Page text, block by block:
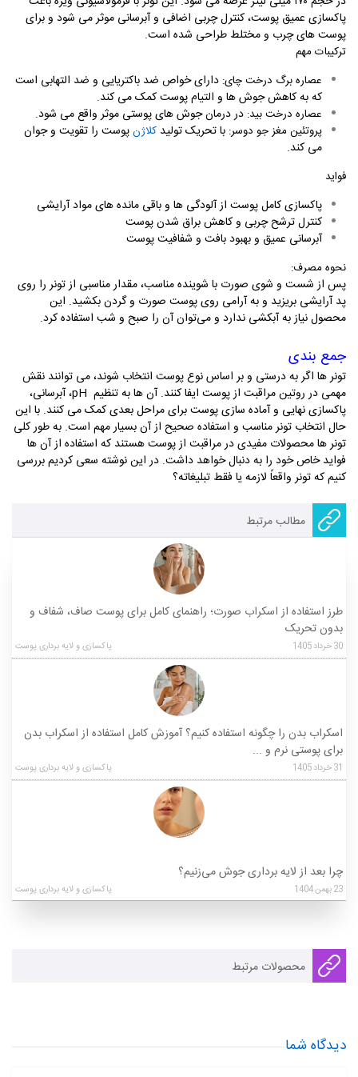
پاکسازی عمیق پوست، کنترل چربی اضافی و آبرسانی موثر می شود و برای
پوست‌ های چرب و مختلط طراحی شده است.
ترکیبات مهم
عصاره برگ درخت چای: دارای خواص ضد باکتریایی و ضد التهابی است
که به کاهش جوش ‌ها و التیام پوست کمک می ‌کند.
عصاره درخت بید: در درمان جوش ‌های پوستی موثر واقع می شود.
پروتئین مغز جو دوسر: با تحریک تولید کلاژنپوست را تقویت و جوان
می کند.
فواید
پاکسازی کامل پوست از آلودگی ‌ها و باقی ‌مانده ‌های مواد آرایشی
کنترل ترشح چربی و کاهش براق شدن پوست
آبرسانی عمیق و بهبود بافت و شفافیت پوست
نحوه مصرف:
پس از شست و شوی صورت با شوینده مناسب، مقدار مناسبی از تونر را روی
پد آرایشی بریزید و به آرامی روی پوست صورت و گردن بکشید. این
محصول نیاز به آبکشی ندارد و می‌توان آن را صبح و شب استفاده کرد.
جمع بندی
تونر ها اگر به درستی و بر اساس نوع پوست انتخاب شوند، می توانند نقش
مهمی در روتین مراقبت از پوست ایفا کنند. آن ها به تنظیم pH، آبرسانی،
پاکسازی نهایی و آماده سازی پوست برای مراحل بعدی کمک می کنند. با این
حال انتخاب تونر مناسب و استفاده صحیح از آن بسیار مهم است. به طور کلی
تونر ها محصولات مفیدی در مراقبت از پوست هستند که استفاده از آن ها
فواید خاص خود را به دنبال خواهد داشت. در این نوشته سعی کردیم بررسی
کنیم که تونر واقعاً لازمه یا فقط تبلیغاته؟
مطالب مرتبط
طرز استفاده از اسکراب صورت؛ راهنمای کامل برای پوست صاف، شفاف و
بدون تحریک
30خرداد1405 پاکسازی و لایه برداری پوست
اسکراب بدن را چگونه استفاده کنیم؟ آموزش کامل استفاده از اسکراب بدن
برای پوستی نرم و ...
31خرداد1405 پاکسازی و لایه برداری پوست
چرا بعد از لایه ‌برداری جوش می‌زنیم؟
23بهمن1404 پاکسازی و لایه برداری پوست
محصولات مرتبط
دیدگاه شما